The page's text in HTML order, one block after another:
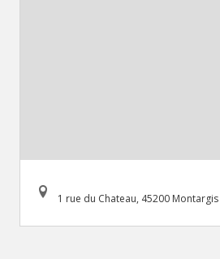
1 rue du Chateau, 45200 Montargis